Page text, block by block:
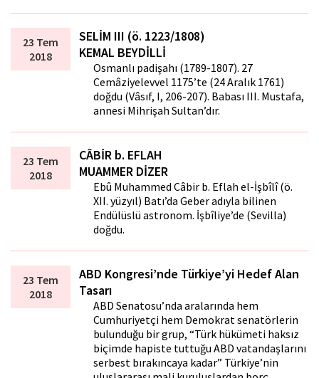
23 Tem
2018
SELİM III (ö. 1223/1808)
KEMAL BEYDİLLİ
Osmanlı padişahı (1789-1807). 27
Cemâziyelevvel 1175’te (24 Aralık 1761)
doğdu (Vâsıf, I, 206-207). Babası III. Mustafa,
annesi Mihrişah Sultan’dır.
23 Tem
2018
CÂBİR b. EFLAH
MUAMMER DİZER
Ebû Muhammed Câbir b. Eflah el-İşbîlî (ö.
XII. yüzyıl) Batı’da Geber adıyla bilinen
Endülüslü astronom. İşbîliye’de (Sevilla)
doğdu.
23 Tem
2018
ABD Kongresi’nde Türkiye’yi Hedef Alan
Tasarı
ABD Senatosu’nda aralarında hem
Cumhuriyetçi hem Demokrat senatörlerin
bulunduğu bir grup, “Türk hükümeti haksız
biçimde hapiste tuttuğu ABD vatandaşlarını
serbest bırakıncaya kadar” Türkiye’nin